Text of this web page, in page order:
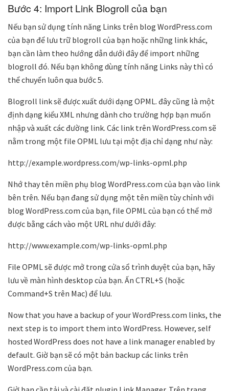
Bước 4: Import Link Blogroll của bạn
Nếu bạn sử dụng tính năng Links trên blog WordPress.com
của bạn để lưu trữ blogroll của bạn hoặc những link khác,
bạn cần làm theo hướng dẫn dưới đây để import những
blogroll đó. Nếu bạn không dùng tính năng Links này thì có
thể chuyển luôn qua bước 5.
Blogroll link sẽ được xuất dưới dạng OPML. đây cũng là một
định dạng kiểu XML nhưng dành cho trường hợp bạn muốn
nhập và xuất các đường link. Các link trên WordPress.com sẽ
nằm trong một file OPML lưu tại một địa chỉ dạng như này:
http://example.wordpress.com/wp-links-opml.php
Nhớ thay tên miền phụ blog WordPress.com của bạn vào link
bên trên. Nếu bạn đang sử dụng một tên miền tùy chỉnh với
blog WordPress.com của bạn, file OPML của bạn có thể mở
được bằng cách vào một URL như dưới đây:
http://www.example.com/wp-links-opml.php
File OPML sẽ được mở trong cửa sổ trình duyệt của bạn, hãy
lưu về màn hình desktop của bạn. Ấn CTRL+S (hoặc
Command+S trên Mac) để lưu.
Now that you have a backup of your WordPress.com links, the
next step is to import them into WordPress. However, self
hosted WordPress does not have a link manager enabled by
default. Giờ bạn sẽ có một bản backup các links trên
WordPress.com của bạn.